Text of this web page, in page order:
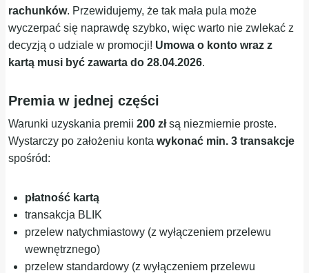
rachunków. Przewidujemy, że tak mała pula może
wyczerpać się naprawdę szybko, więc warto nie zwlekać z
decyzją o udziale w promocji! Umowa o konto wraz z
kartą musi być zawarta do 28.04.2026.
Premia w jednej części
Warunki uzyskania premii200 złsą niezmiernie proste.
Wystarczy po założeniu kontawykonać min. 3 transakcje
spośród:
płatność kartą
transakcja BLIK
przelew natychmiastowy (z wyłączeniem przelewu
wewnętrznego)
przelew standardowy (z wyłączeniem przelewu